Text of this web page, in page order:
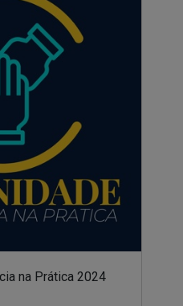
na Prática 2024